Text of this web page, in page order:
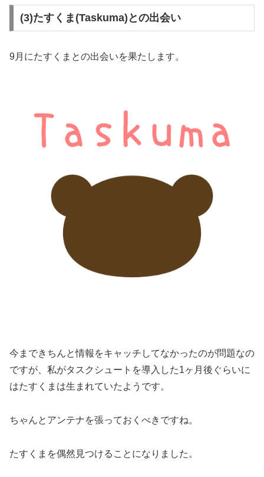
(3)たすくま(Taskuma)との出会い
9月にたすくまとの出会いを果たします。
今まできちんと情報をキャッチしてなかったのが問題なの
ですが、私がタスクシュートを導入した1ヶ月後ぐらいに
はたすくまは生まれていたようです。
ちゃんとアンテナを張っておくべきですね。
たすくまを偶然見つけることになりました。